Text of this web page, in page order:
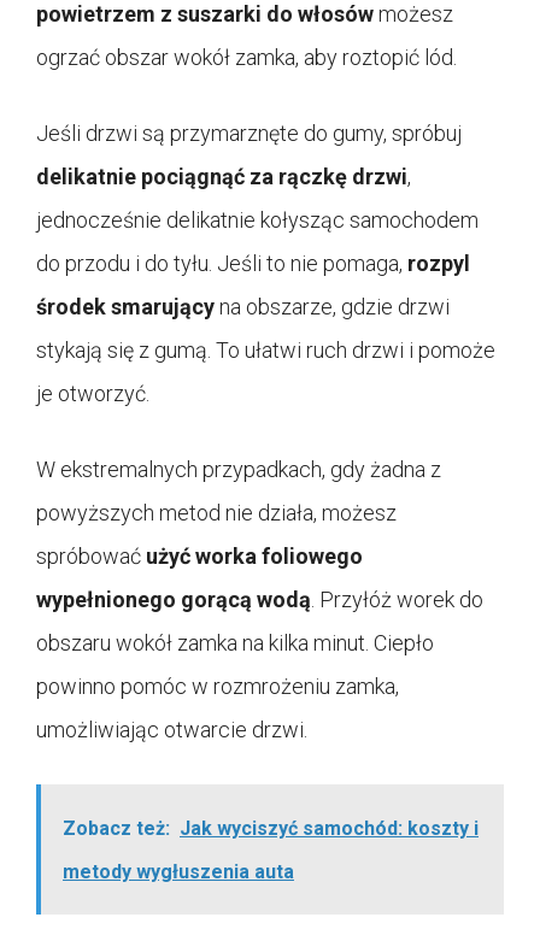
powietrzem z suszarki do włosówmożesz
ogrzać obszar wokół zamka, aby roztopić lód.
Jeśli drzwi są przymarznęte do gumy, spróbuj
delikatnie pociągnąć za rączkę drzwi,
jednocześnie delikatnie kołysząc samochodem
do przodu i do tyłu. Jeśli to nie pomaga, rozpyl
środek smarującyna obszarze, gdzie drzwi
stykają się z gumą. To ułatwi ruch drzwi i pomoże
je otworzyć.
W ekstremalnych przypadkach, gdy żadna z
powyższych metod nie działa, możesz
spróbować użyć worka foliowego
wypełnionego gorącą wodą. Przyłóż worek do
obszaru wokół zamka na kilka minut. Ciepło
powinno pomóc w rozmrożeniu zamka,
umożliwiając otwarcie drzwi.
Zobacz też: Jak wyciszyć samochód: koszty i
metody wygłuszenia auta